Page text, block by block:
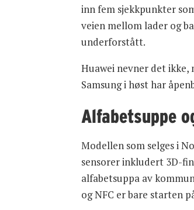
inn fem sjekkpunkter
veien mellom lader og
underforstått.
Huawei nevner det
Samsung i høst har
Alfabetsuppe
Modellen som selges i
sensorer inkludert 3D-
alfabetsuppa av
og NFC er bare starten